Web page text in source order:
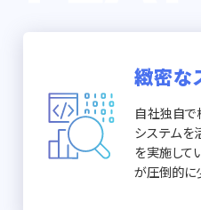
緻密な
自社独自で
システムを
を実施して
が圧倒的に